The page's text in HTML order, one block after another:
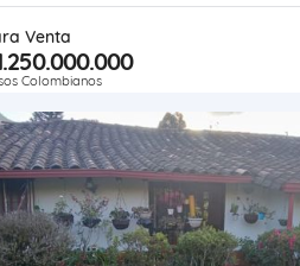
Venta
Colombianos